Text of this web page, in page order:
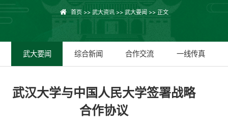
首页>> 武大资讯>> 武大要闻 >> 正文
武大要闻 综合新闻 合作交流 一线传真
武汉大学与中国人民大学签署战略
合作协议